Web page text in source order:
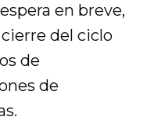
en breve,
del ciclo
de
de